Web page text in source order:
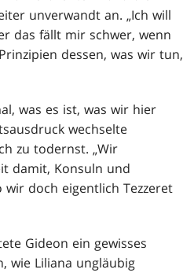
unverwandt an. „Ich will
das fällt mir schwer, wenn
dessen, was wir tun,
was es ist, was wir hier
wechselte
zu todernst. „Wir
damit, Konsuln und
wir doch eigentlich Tezzeret
Gideon ein gewisses
wie Liliana ungläubig